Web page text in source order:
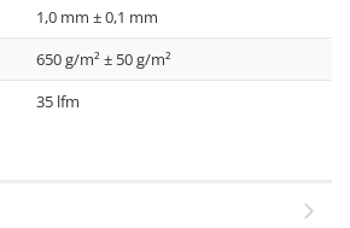
1,0 mm ± 0,1 mm
650 g/m² ± 50 g/m²
35 lfm